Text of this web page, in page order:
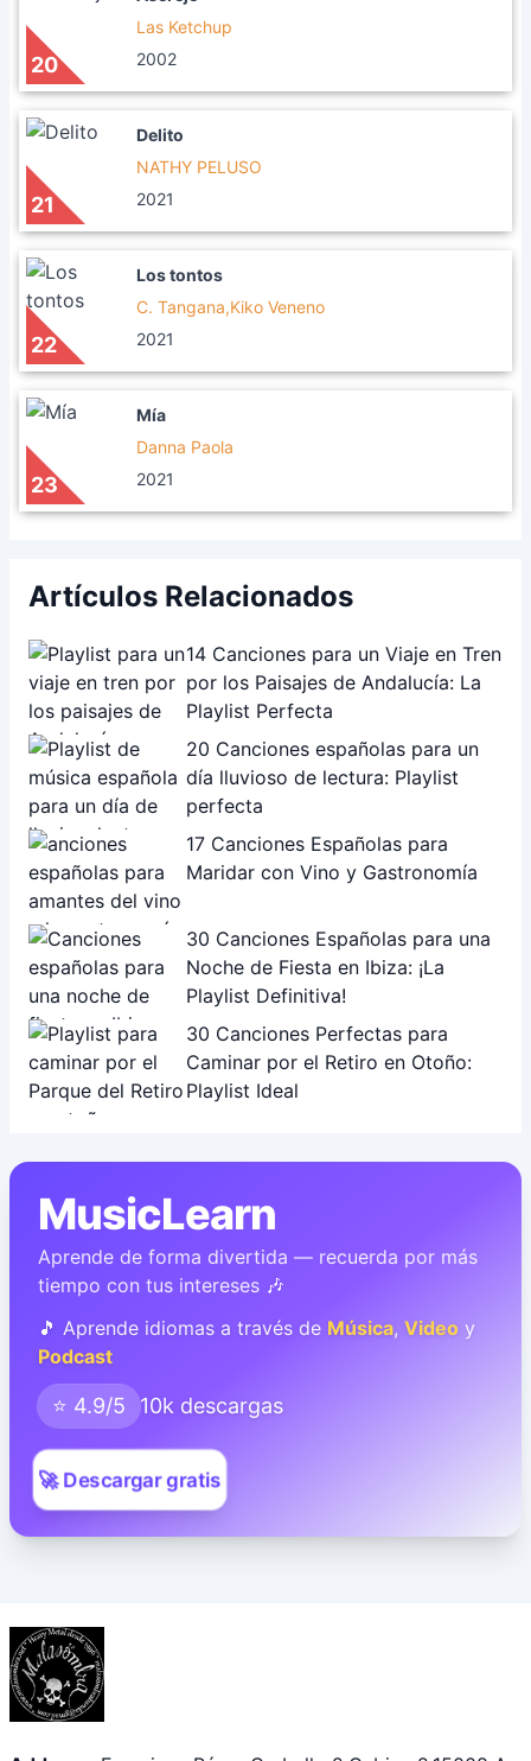
20
Las Ketchup
2002
21
Delito
NATHY PELUSO
2021
22
Los tontos
C. Tangana,Kiko Veneno
2021
23
Mía
Danna Paola
2021
Artículos Relacionados
14 Canciones para un Viaje en Tren
por los Paisajes de Andalucía: La
Playlist Perfecta
20 Canciones españolas para un
día lluvioso de lectura: Playlist
perfecta
17 Canciones Españolas para
Maridar con Vino y Gastronomía
30 Canciones Españolas para una
Noche de Fiesta en Ibiza: ¡La
Playlist Definitiva!
30 Canciones Perfectas para
Caminar por el Retiro en Otoño:
Playlist Ideal
MusicLearn
Aprende de forma divertida — recuerda por más
tiempo con tus intereses 🎶
🎵 Aprende idiomas a través de Música, Video y
Podcast
⭐ 4.9/5 10k descargas
🚀 Descargar gratis